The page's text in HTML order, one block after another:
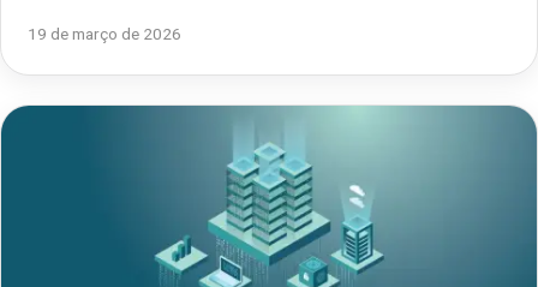
19 de março de 2026